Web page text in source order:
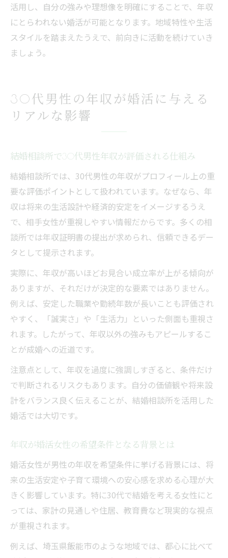
活用し、自分の強みや理想像を明確にすることで、年収
にとらわれない婚活が可能となります。地域特性や生活
スタイルを踏まえたうえで、前向きに活動を続けていき
ましょう。
30代男性の年収が婚活に与える
リアルな影響
結婚相談所で30代男性年収が評価される仕組み
結婚相談所では、30代男性の年収がプロフィール上の重
要な評価ポイントとして扱われています。なぜなら、年
収は将来の生活設計や経済的安定をイメージするうえ
で、相手女性が重視しやすい情報だからです。多くの相
談所では年収証明書の提出が求められ、信頼できるデー
タとして提示されます。
実際に、年収が高いほどお見合い成立率が上がる傾向が
ありますが、それだけが決定的な要素ではありません。
例えば、安定した職業や勤続年数が長いことも評価され
やすく、「誠実さ」や「生活力」といった側面も重視さ
れます。したがって、年収以外の強みもアピールするこ
とが成婚への近道です。
注意点として、年収を過度に強調しすぎると、条件だけ
で判断されるリスクもあります。自分の価値観や将来設
計をバランス良く伝えることが、結婚相談所を活用した
婚活では大切です。
年収が婚活女性の希望条件となる背景とは
婚活女性が男性の年収を希望条件に挙げる背景には、将
来の生活安定や子育て環境への安心感を求める心理が大
きく影響しています。特に30代で結婚を考える女性にと
っては、家計の見通しや住居、教育費など現実的な視点
が重視されます。
例えば、埼玉県飯能市のような地域では、都心に比べて